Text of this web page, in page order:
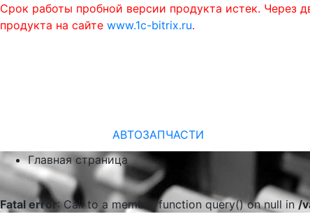
Срок работы пробной версии продукта истек. Через
продукта на сайте www.1c-bitrix.ru.
АВТОЗАПЧАСТИ
Главная страница
Fatal error: Call to a member function query() on null in/